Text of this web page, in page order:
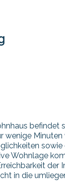
befindet
wenige
Wohnlage
der
in die